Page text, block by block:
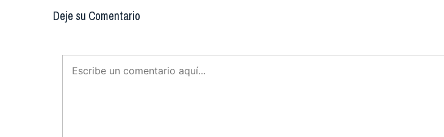
Deje su Comentario